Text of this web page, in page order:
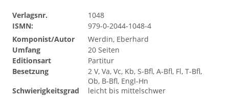
Verlagsnr.
1048
ISMN:
979-0-2044-1048-4
Komponist/Autor
Werdin, Eberhard
Umfang
20 Seiten
Editionsart
Partitur
Besetzung
2 V, Va, Vc, Kb, S-Bfl, A-Bfl, Fl, T-Bfl,
Ob, B-Bfl, Engl-Hn
Schwierigkeitsgrad
leicht bis mittelschwer